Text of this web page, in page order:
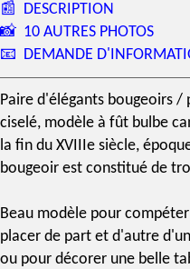
📰 DESCRIPTION
📸 10 AUTRES PHOTOS
📧 DEMANDE
Paire d'élégants bougeoirs
ciselé, modèle à fût bulbe
la fin du XVIIIe siècle,
bougeoir est constitué de
Beau modèle pour
placer de part et d'autre
ou pour décorer une belle